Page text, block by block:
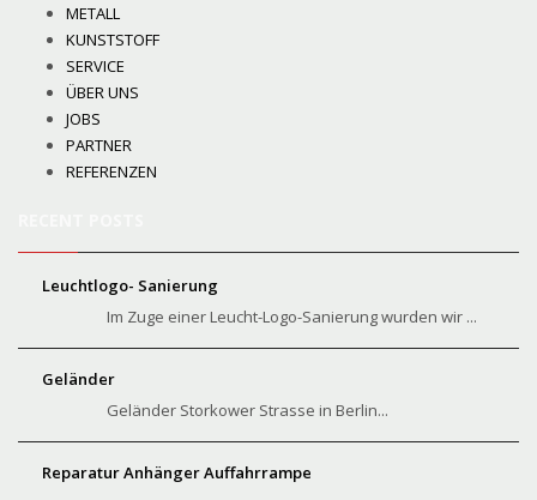
METALL
KUNSTSTOFF
SERVICE
ÜBER UNS
JOBS
PARTNER
REFERENZEN
Leuchtlogo- Sanierung
Im Zuge einer Leucht-Logo-Sanierung wurden wir ...
Geländer
Geländer Storkower Strasse in Berlin...
Reparatur Anhänger Auffahrrampe